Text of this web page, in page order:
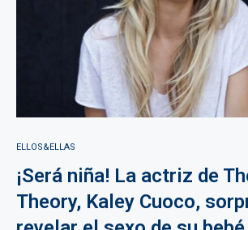
ELLOS&ELLAS
¡Será niña! La actriz de
Theory, Kaley Cuoco,